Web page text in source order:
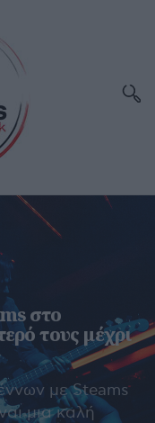
στο
τους μέχρι
με Steams
μια καλή